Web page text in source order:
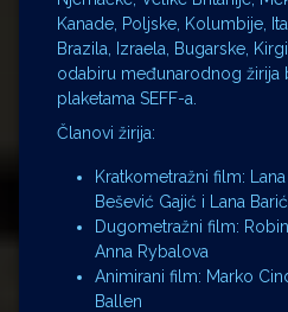
Kanade, Poljske, Kolumbije,
Brazila, Izraela, Bugarske,
odabiru međunarodnog žirija
plaketama SEFF-a.
Članovi žirija:
Kratkometražni film:
Bešević Gajić i Lana Barić
Dugometražni film:
Anna Rybalova
Animirani film: Marko
Ballen